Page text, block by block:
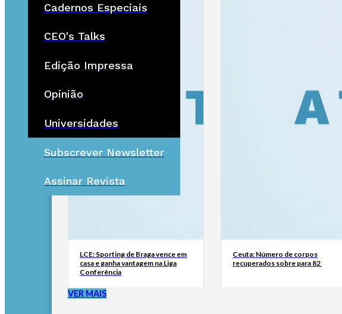
Cadernos Especiais
CEO's Talks
Edição Impressa
Opinião
Universidades
Subscrever Newsletter
Assinar Revista
LCE: Sporting de Braga vence em
casa e ganha vantagem na Liga
Conferência
Ceuta: Número de corpos
recuperados sobre para 82
VER MAIS